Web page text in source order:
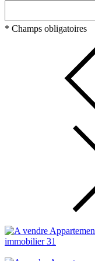
* Champs obligatoires